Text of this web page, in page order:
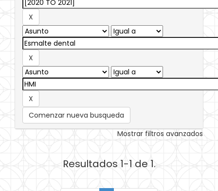
Comenzar nueva busqueda
Mostrar filtros avanzados
Resultados 1-1 de 1.